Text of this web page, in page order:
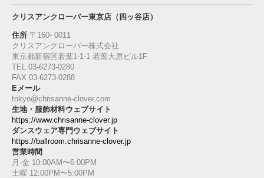
クリスアンクローバー東京店（四ッ谷店）
住所 〒160‐ 0011
クリスアンクローバー株式会社
東京都新宿区若葉1‐1-1 若葉大原ビル1F
TEL 03-6273-0280
FAX 03-6273-0288
Eメール
tokyo@chrisanne-clover.com
生地・服飾材料ウェブサイト
https://www.chrisanne-clover.jp
ダンスウェア専門ウェブサイト
https://ballroom.chrisanne-clover.jp
営業時間
月-金 10:00AM〜6:00PM
土曜 12:00PM〜5:00PM